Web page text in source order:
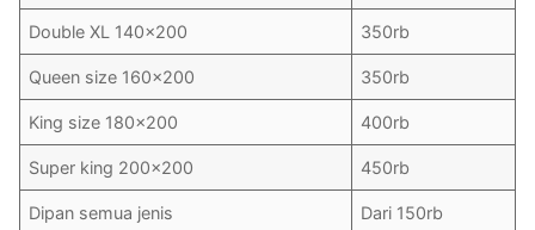
Double XL 140×200 350rb
Queen size 160×200 350rb
King size 180×200 400rb
Super king 200×200 450rb
Dipan semua jenis Dari 150rb